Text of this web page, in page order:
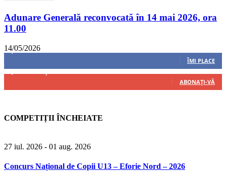
Adunare Generală reconvocată în 14 mai 2026, ora
11.00
14/05/2026
8,237 Fani
ÎMI PLACE
ABONAȚI-VĂ
COMPETIȚII ÎNCHEIATE
27 iul. 2026 - 01 aug. 2026
Concurs Național de Copii U13 – Eforie Nord – 2026